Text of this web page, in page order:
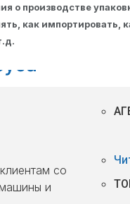
о производстве
как импортировать,
со
и